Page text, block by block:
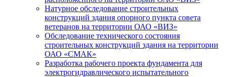
Натурное обследование строительных
конструкций здания опорного пункта совета
ветеранов на территории ОАО «ВИЗ»
Обследование технического состояния
строительных конструкций здания на территории
ОАО «СМАК»
Разработка рабочего проекта фундамента для
электрогидравлического испытательного